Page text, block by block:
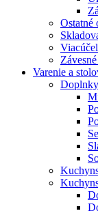
Ostatné
Varenie a